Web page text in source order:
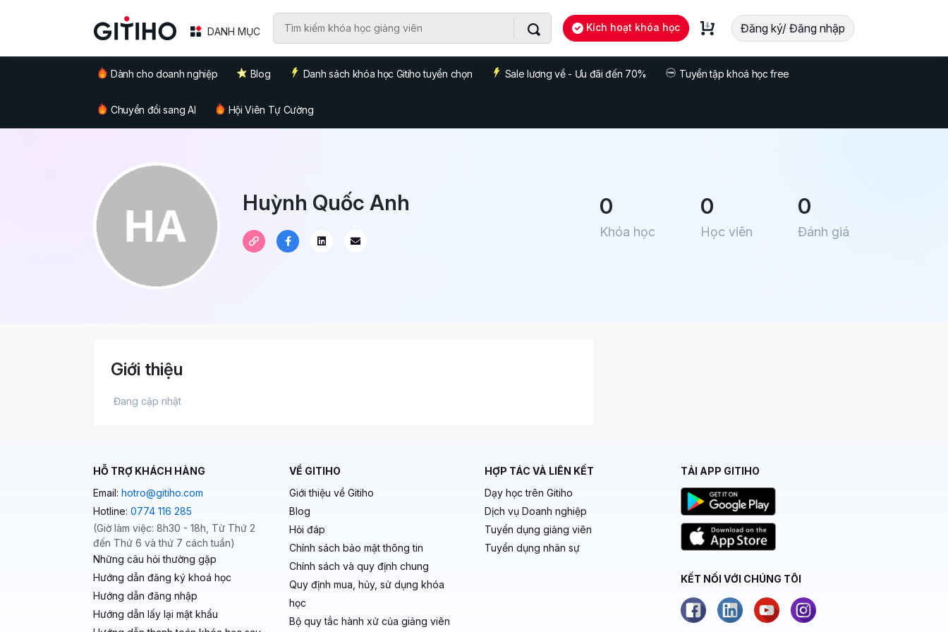
DANH MỤC Kích hoạt khóa học Đăng ký/ Đăng nhập
Dành cho doanh nghiệp Blog Danh sách khóa học Gitiho tuyển chọn Sale lương về - Ưu đãi đến 70% Tuyển tập khoá học free
Chuyển đổi sang AI Hội Viên Tự Cường
Huỳnh Quốc Anh 0
Khóa học
0
Học viên
0
Đánh giá
Giới thiệu
Đang cập nhật
HỖ TRỢ KHÁCH HÀNG
Email: hotro@gitiho.com
Hotline: 0774 116 285
(Giờ làm việc: 8h30 - 18h, Từ Thứ 2
đến Thứ 6 và thứ 7 cách tuần)
Những câu hỏi thường gặp
Hướng dẫn đăng ký khoá học
Hướng dẫn đăng nhập
Hướng dẫn lấy lại mật khẩu
VỀ GITIHO
Giới thiệu về Gitiho
Blog
Hỏi đáp
Chính sách bảo mật thông tin
Chính sách và quy định chung
Quy định mua, hủy, sử dụng khóa
học
Bộ quy tắc hành xử của giảng viên
HỢP TÁC VÀ LIÊN KẾT
Dạy học trên Gitiho
Dịch vụ Doanh nghiệp
Tuyển dụng giảng viên
Tuyển dụng nhân sự
TẢI APP GITIHO
KẾT NỐI VỚI CHÚNG TÔI